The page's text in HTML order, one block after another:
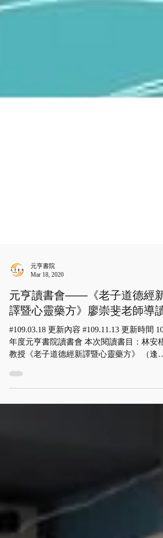
元亨書院
Mar 18, 2020
元亨讀書會——《老子道德經新
譯暨心靈藥方》廖崇斐老師導讀
#109.03.18 更新內容 #109.11.13 更新時間 109
年度元亨書院讀書會 本次閱讀書目：林安梧
教授《老子道德經新譯暨心靈藥方》 （逢甲